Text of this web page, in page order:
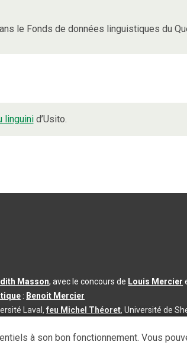
le Fonds de données linguistiques du
linguinid’Usito.
Masson, avec le concours de Louis Mercier
: Benoit Mercier
Laval,feu Michel Théoret, Université de
à son bon fonctionnement. Vous